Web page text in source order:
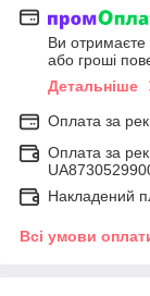
Ви
або гроші
Детальніше
Оплата за
Оплата за
Накладений
Всі умови